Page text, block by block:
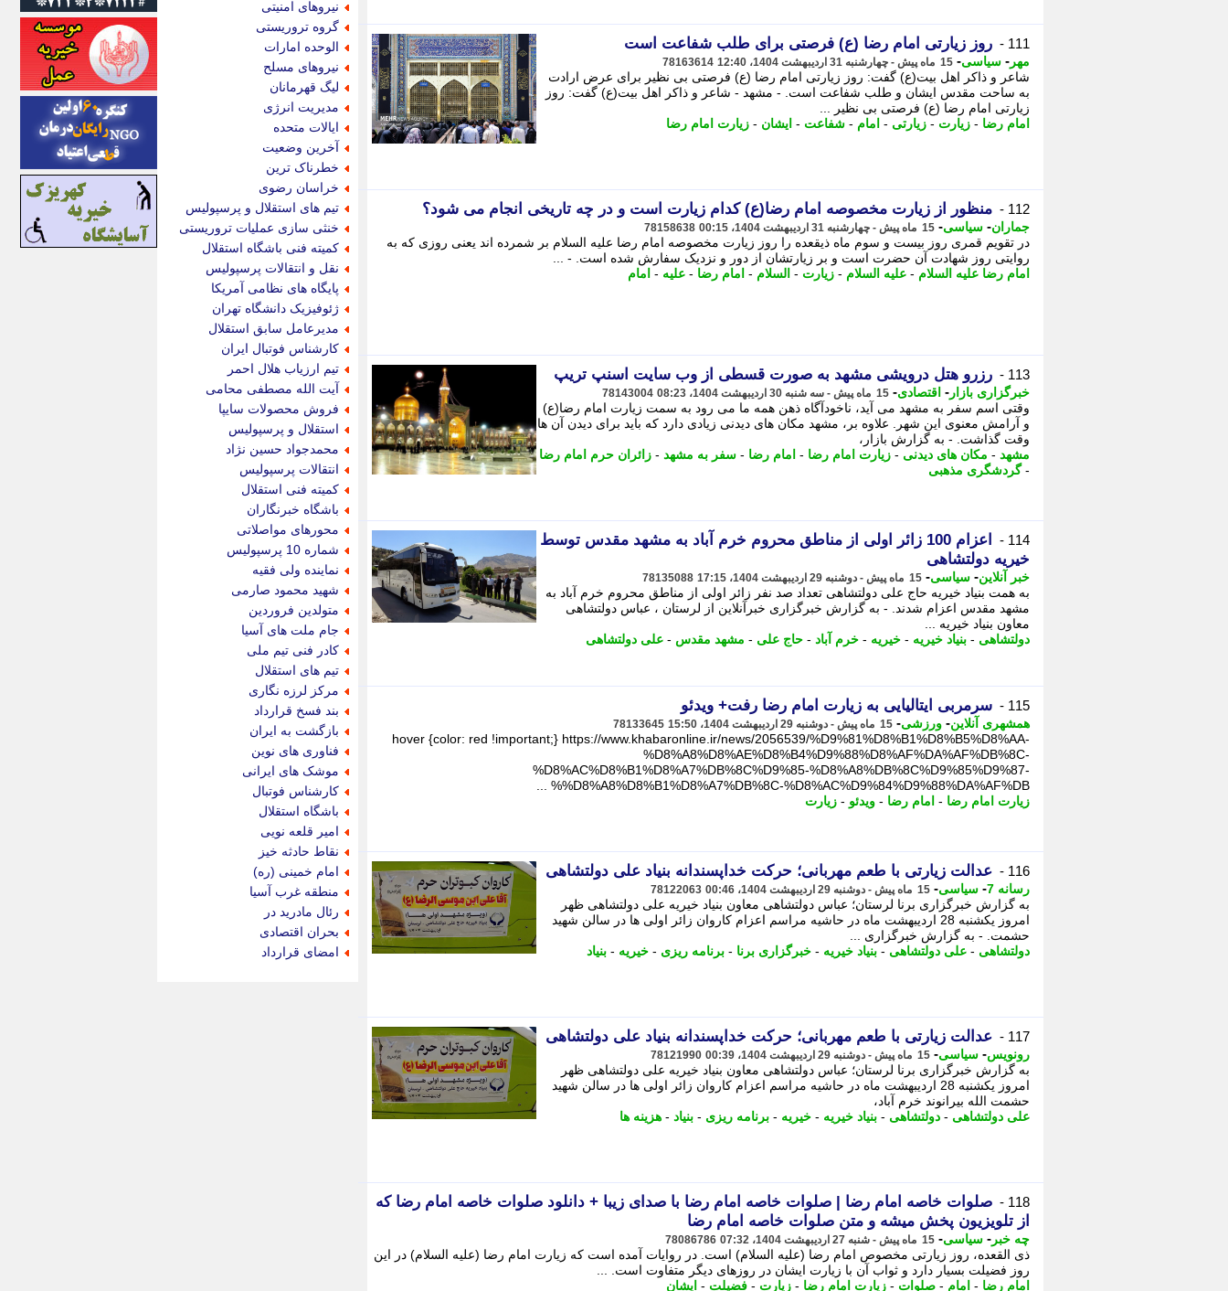
111 - روز زیارتی امام رضا (ع) فرصتی برای طلب شفاعت است
مهر - سیاسی- 15 ماه پیش - چهارشنبه 31 اردیبهشت 1404، 12:40 78163614
شاعر و ذاکر اهل بیت(ع) گفت: روز زیارتی امام رضا (ع) فرصتی بی نظیر برای عرض ارادت
به ساحت مقدس ایشان و طلب شفاعت است. - مشهد - شاعر و ذاکر اهل بیت(ع) گفت: روز
زیارتی امام رضا (ع) فرصتی بی نظیر ...
امام رضا - زیارت - زیارتی - امام - شفاعت - ایشان - زیارت امام رضا
112 - منظور از زیارت مخصوصه امام رضا(ع) کدام زیارت است و در چه تاریخی انجام می شود؟
جماران- سیاسی- 15 ماه پیش - چهارشنبه 31 اردیبهشت 1404، 00:15 78158638
در تقویم قمری روز بیست و سوم ماه ذیقعده را روز زیارت مخصوصه امام رضا علیه السلام بر شمرده اند یعنی روزی که به
روایتی روز شهادت آن حضرت است و بر زیارتشان از دور و نزدیک سفارش شده است. - ...
امام رضا علیه السلام - علیه السلام - زیارت - السلام - امام رضا - علیه - امام
113 - رزرو هتل درویشی مشهد به صورت قسطی از وب سایت اسنپ تریپ
خبرگزاری بازار - اقتصادی- 15 ماه پیش - سه شنبه 30 اردیبهشت 1404، 08:23 78143004
وقتی اسم سفر به مشهد می آید، ناخودآگاه ذهن همه ما می رود به سمت زیارت امام رضا(ع)
و آرامش معنوی این شهر. علاوه بر، مشهد مکان های دیدنی زیادی دارد که باید برای دیدن آن ها
وقت گذاشت. - به گزارش بازار،
مشهد - مکان های دیدنی - زیارت امام رضا - امام رضا - سفر به مشهد - زائران حرم امام رضا
-گردشگری مذهبی
114 -
اعزام 100 زائر اولی از مناطق محروم خرم آباد به مشهد مقدس توسط
خیریه دولتشاهی
خبر آنلاین- سیاسی- 15 ماه پیش - دوشنبه 29 اردیبهشت 1404، 17:15 78135088
به همت بنیاد خیریه حاج علی دولتشاهی تعداد صد نفر زائر اولی از مناطق محروم خرم آباد به
مشهد مقدس اعزام شدند. - به گزارش خبرگزاری خبرآنلاین از لرستان ، عباس دولتشاهی
معاون بنیاد خیریه ...
دولتشاهی - بنیاد خیریه - خیریه - خرم آباد - حاج علی - مشهد مقدس - علی دولتشاهی
115 - سرمربی ایتالیایی به زیارت امام رضا رفت+ ویدئو
همشهری آنلاین- ورزشی- 15 ماه پیش - دوشنبه 29 اردیبهشت 1404، 15:50 78133645
hover {color: red !important;} https://www.khabaronline.ir/news/2056539/%D9%81%D8%B1%D8%B5%D8%AA-
%D8%A8%D8%AE%D8%B4%D9%88%D8%AF%DA%AF%DB%8C-
%D8%AC%D8%B1%D8%A7%DB%8C%D9%85-%D8%A8%DB%8C%D9%85%D9%87-
%D8%A8%D8%B1%D8%A7%DB%8C-%D8%AC%D9%84%D9%88%DA%AF%DB% ...
زیارت امام رضا - امام رضا - ویدئو - زیارت
116 - عدالت زیارتی با طعم مهربانی؛ حرکت خداپسندانه بنیاد علی دولتشاهی
رسانه 7 - سیاسی- 15 ماه پیش - دوشنبه 29 اردیبهشت 1404، 00:46 78122063
به گزارش خبرگزاری برنا لرستان؛ عباس دولتشاهی معاون بنیاد خیریه علی دولتشاهی ظهر
امروز یکشنبه 28 اردیبهشت ماه در حاشیه مراسم اعزام کاروان زائر اولی ها در سالن شهید
حشمت. - به گزارش خبرگزاری ...
دولتشاهی - علی دولتشاهی - بنیاد خیریه - خبرگزاری برنا - برنامه ریزی - خیریه - بنیاد
117 - عدالت زیارتی با طعم مهربانی؛ حرکت خداپسندانه بنیاد علی دولتشاهی
رونویس- سیاسی- 15 ماه پیش - دوشنبه 29 اردیبهشت 1404، 00:39 78121990
به گزارش خبرگزاری برنا لرستان؛ عباس دولتشاهی معاون بنیاد خیریه علی دولتشاهی ظهر
امروز یکشنبه 28 اردیبهشت ماه در حاشیه مراسم اعزام کاروان زائر اولی ها در سالن شهید
حشمت الله بیرانوند خرم آباد،
علی دولتشاهی - دولتشاهی - بنیاد خیریه - خیریه - برنامه ریزی - بنیاد - هزینه ها
118 -
صلوات خاصه امام رضا | صلوات خاصه امام رضا با صدای زیبا + دانلود صلوات خاصه امام رضا که
از تلویزیون پخش میشه و متن صلوات خاصه امام رضا
چه خبر - سیاسی- 15 ماه پیش - شنبه 27 اردیبهشت 1404، 07:32 78086786
ذی القعده، روز زیارتی مخصوص امام رضا (علیه السلام) است. در روایات آمده است که زیارت امام رضا (علیه السلام) در این
روز فضیلت بسیار دارد و ثواب آن با زیارت ایشان در روزهای دیگر متفاوت است. ...
امام رضا - امام - صلوات - زیارت امام رضا - زیارت - فضیلت - ایشان
نیروهای امنیتی
گروه تروریستی
الوحده امارات
نیروهای مسلح
لیگ قهرمانان
مدیریت انرژی
ایالات متحده
آخرین وضعیت
خطرناک ترین
خراسان رضوی
تیم های استقلال و پرسپولیس
خنثی سازی عملیات تروریستی
کمیته فنی باشگاه استقلال
نقل و انتقالات پرسپولیس
پایگاه های نظامی آمریکا
ژئوفیزیک دانشگاه تهران
مدیرعامل سابق استقلال
کارشناس فوتبال ایران
تیم ارزیاب هلال احمر
آیت الله مصطفی محامی
فروش محصولات سایپا
استقلال و پرسپولیس
محمدجواد حسین نژاد
انتقالات پرسپولیس
کمیته فنی استقلال
باشگاه خبرنگاران
محورهای مواصلاتی
شماره 10 پرسپولیس
نماینده ولی فقیه
شهید محمود صارمی
متولدین فروردین
جام ملت های آسیا
کادر فنی تیم ملی
تیم های استقلال
مرکز لرزه نگاری
بند فسخ قرارداد
بازگشت به ایران
فناوری های نوین
موشک های ایرانی
کارشناس فوتبال
باشگاه استقلال
امیر قلعه نویی
نقاط حادثه خیز
امام خمینی (ره)
منطقه غرب آسیا
رئال مادرید در
بحران اقتصادی
امضای قرارداد
ایسنا
ایکنا
ایلنا
اینتیتر
ایونا نیوز
بازتاب آنلاین
باشگاه خبرنگاران
باغستان نیوز
بامبوک
ببین و بخون
بدینسان
بنکر